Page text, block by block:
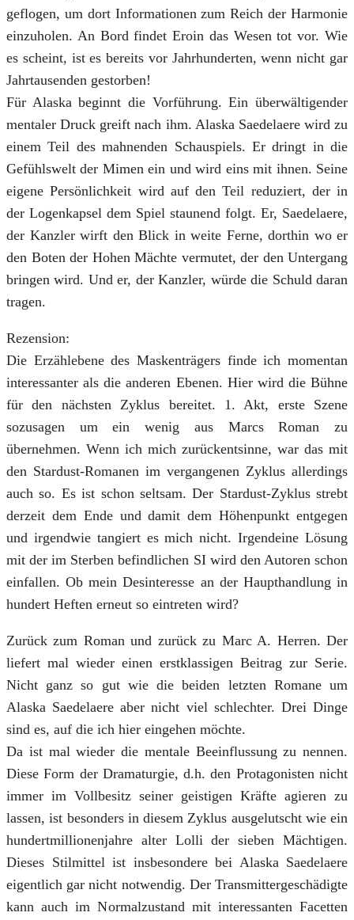
geflogen, um dort Informationen zum Reich der Harmonie
einzuholen. An Bord findet Eroin das Wesen tot vor. Wie
es scheint, ist es bereits vor Jahrhunderten, wenn nicht gar
Jahrtausenden gestorben!
Für Alaska beginnt die Vorführung. Ein überwältigender
mentaler Druck greift nach ihm. Alaska Saedelaere wird zu
einem Teil des mahnenden Schauspiels. Er dringt in die
Gefühlswelt der Mimen ein und wird eins mit ihnen. Seine
eigene Persönlichkeit wird auf den Teil reduziert, der in
der Logenkapsel dem Spiel staunend folgt. Er, Saedelaere,
der Kanzler wirft den Blick in weite Ferne, dorthin wo er
den Boten der Hohen Mächte vermutet, der den Untergang
bringen wird. Und er, der Kanzler, würde die Schuld daran
tragen.
Rezension:
Die Erzählebene des Maskenträgers finde ich momentan
interessanter als die anderen Ebenen. Hier wird die Bühne
für den nächsten Zyklus bereitet. 1. Akt, erste Szene
sozusagen um ein wenig aus Marcs Roman zu
übernehmen. Wenn ich mich zurückentsinne, war das mit
den Stardust-Romanen im vergangenen Zyklus allerdings
auch so. Es ist schon seltsam. Der Stardust-Zyklus strebt
derzeit dem Ende und damit dem Höhenpunkt entgegen
und irgendwie tangiert es mich nicht. Irgendeine Lösung
mit der im Sterben befindlichen SI wird den Autoren schon
einfallen. Ob mein Desinteresse an der Haupthandlung in
hundert Heften erneut so eintreten wird?
Zurück zum Roman und zurück zu Marc A. Herren. Der
liefert mal wieder einen erstklassigen Beitrag zur Serie.
Nicht ganz so gut wie die beiden letzten Romane um
Alaska Saedelaere aber nicht viel schlechter. Drei Dinge
sind es, auf die ich hier eingehen möchte.
Da ist mal wieder die mentale Beeinflussung zu nennen.
Diese Form der Dramaturgie, d.h. den Protagonisten nicht
immer im Vollbesitz seiner geistigen Kräfte agieren zu
lassen, ist besonders in diesem Zyklus ausgelutscht wie ein
hundertmillionenjahre alter Lolli der sieben Mächtigen.
Dieses Stilmittel ist insbesondere bei Alaska Saedelaere
eigentlich gar nicht notwendig. Der Transmittergeschädigte
kann auch im Normalzustand mit interessanten Facetten